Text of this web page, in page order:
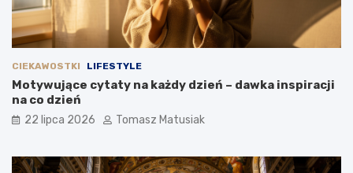
CIEKAWOSTKI LIFESTYLE
Motywujące cytaty na każdy dzień – dawka inspiracji
na co dzień
22 lipca 2026 Tomasz Matusiak